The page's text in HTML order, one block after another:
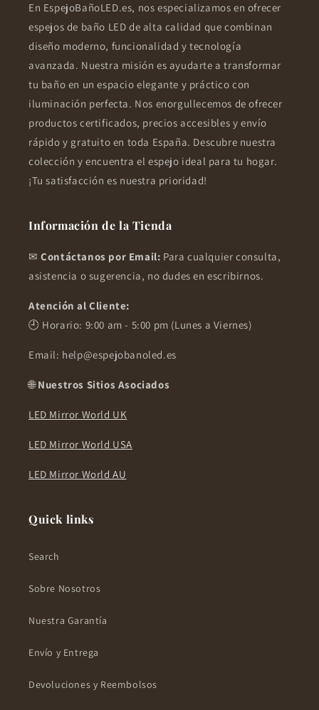
En EspejoBañoLED.es, nos especializamos en ofrecer
espejos de baño LED de alta calidad que combinan
diseño moderno, funcionalidad y tecnología
avanzada. Nuestra misión es ayudarte a transformar
tu baño en un espacio elegante y práctico con
iluminación perfecta. Nos enorgullecemos de ofrecer
productos certificados, precios accesibles y envío
rápido y gratuito en toda España. Descubre nuestra
colección y encuentra el espejo ideal para tu hogar.
¡Tu satisfacción es nuestra prioridad!
Información de la Tienda
✉Contáctanos por Email: Para cualquier consulta,
asistencia o sugerencia, no dudes en escribirnos.
Atención al Cliente:
🕘 Horario: 9:00 am - 5:00 pm (Lunes a Viernes)
Email: help@espejobanoled.es
🌐Nuestros Sitios Asociados
LED Mirror World UK
LED Mirror World USA
LED Mirror World AU
Quick links
Search
Sobre Nosotros
Nuestra Garantía
Envío y Entrega
Devoluciones y Reembolsos